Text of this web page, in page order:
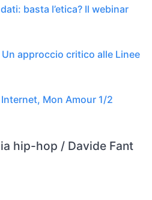
basta l’etica? Il webinar
approccio critico alle Linee
Mon Amour 1/2
hip-hop / Davide Fant